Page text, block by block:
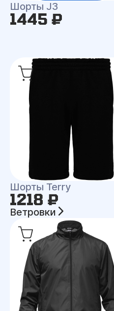
Шорты J3
1445 ₽
Шорты Terry
1218 ₽
Ветровки